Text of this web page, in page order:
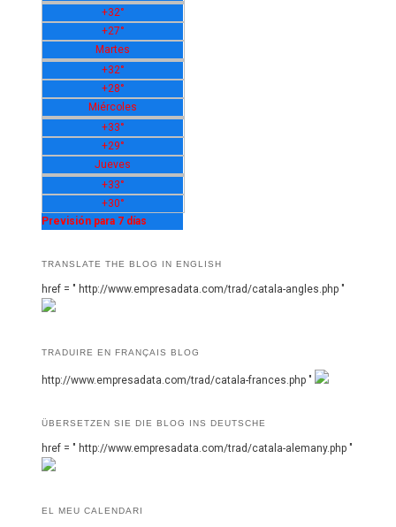
+32°
+27°
Martes
+32°
+28°
Miércoles
+33°
+29°
Jueves
+33°
+30°
Previsión para 7 días
TRANSLATE THE BLOG IN ENGLISH
href = " http://www.empresadata.com/trad/catala-angles.php "
TRADUIRE EN FRANÇAIS BLOG
http://www.empresadata.com/trad/catala-frances.php "
ÜBERSETZEN SIE DIE BLOG INS DEUTSCHE
href = " http://www.empresadata.com/trad/catala-alemany.php "
EL MEU CALENDARI